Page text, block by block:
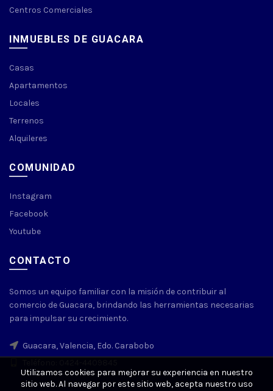
Centros Comerciales
INMUEBLES DE GUACARA
Casas
Apartamentos
Locales
Terrenos
Alquileres
COMUNIDAD
Instagram
Facebook
Youtube
CONTACTO
Somos un equipo familiar con la misión de contribuir al
comercio de Guacara, brindando las herramientas necesarias
para impulsar su crecimiento.
Guacara, Valencia, Edo. Carabobo
Utilizamos cookies para mejorar su experiencia en nuestro
sitio web. Al navegar por este sitio web, acepta nuestro uso